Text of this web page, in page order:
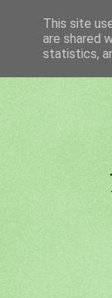
This site
are shared
statistics,